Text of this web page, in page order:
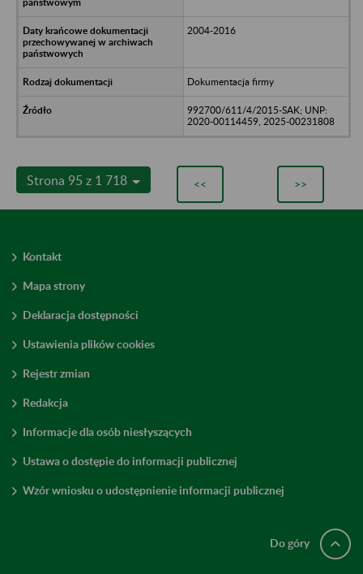
2004-2016
Dokumentacja firmy
992700/611/4/2015-SAK; UNP:
2020-00114459, 2025-00231808
Strona 95 z 1 718 << >>
Kontakt
Mapa strony
Deklaracja dostępności
Ustawienia plików cookies
Rejestr zmian
Redakcja
Informacje dla osób niesłyszących
Ustawa o dostępie do informacji publicznej
Wzór wniosku o udostępnienie informacji publicznej
Do góry